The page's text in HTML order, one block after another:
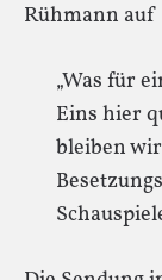
Rühmann auf
„Was für
Eins hier
bleiben